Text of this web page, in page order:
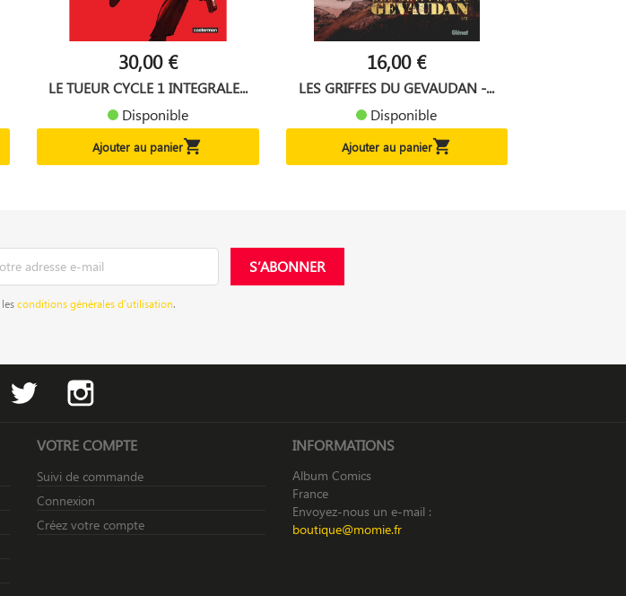
30,00 €
LE TUEUR CYCLE 1 INTEGRALE...
Disponible
Ajouter au panier
16,00 €
LES GRIFFES DU GEVAUDAN -...
Disponible
Ajouter au panier
conditions générales d’utilisation.
Twitter
VOTRE COMPTE
Suivi de commande
Connexion
Créez votre compte
INFORMATIONS
Album Comics
France
Envoyez-nous un e-mail :
boutique@momie.fr